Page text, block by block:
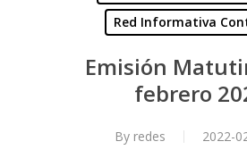
Red Informativa
Emisión
febrero
By redes 2022-